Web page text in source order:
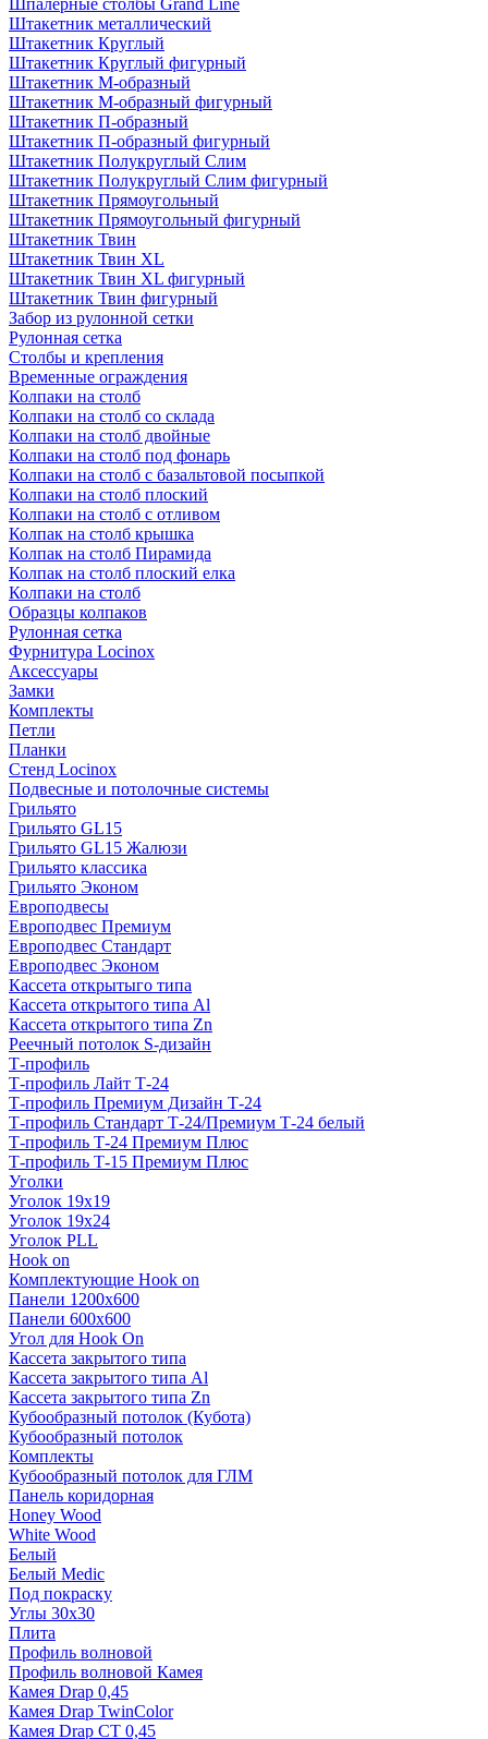
Шпалерные столбы Grand Line
Штакетник металлический
Штакетник Круглый
Штакетник Круглый фигурный
Штакетник М-образный
Штакетник М-образный фигурный
Штакетник П-образный
Штакетник П-образный фигурный
Штакетник Полукруглый Слим
Штакетник Полукруглый Слим фигурный
Штакетник Прямоугольный
Штакетник Прямоугольный фигурный
Штакетник Твин
Штакетник Твин XL
Штакетник Твин XL фигурный
Штакетник Твин фигурный
Забор из рулонной сетки
Рулонная сетка
Столбы и крепления
Временные ограждения
Колпаки на столб
Колпаки на столб со склада
Колпаки на столб двoйные
Колпаки на столб под фонарь
Колпаки на столб с базальтовой посыпкой
Колпаки на столб плоский
Колпаки на столб с отливом
Колпак на столб крышка
Колпак на столб Пирамида
Колпак на столб плоский елка
Колпаки на столб
Образцы колпаков
Рулонная сетка
Фурнитура Locinox
Аксессуары
Замки
Комплекты
Петли
Планки
Стенд Locinox
Подвесные и потолочные системы
Грильято
Грильято GL15
Грильято GL15 Жалюзи
Грильято классика
Грильято Эконом
Европодвесы
Европодвес Премиум
Европодвес Стандарт
Европодвес Эконом
Кассета открытыго типа
Кассета открытого типа Al
Кассета открытого типа Zn
Реечный потолок S-дизайн
Т-профиль
Т-профиль Лайт Т-24
Т-профиль Премиум Дизайн Т-24
Т-профиль Стандарт Т-24/Премиум Т-24 белый
Т-профиль Т-24 Премиум Плюс
Т-профиль Т-15 Премиум Плюс
Уголки
Уголок 19х19
Уголок 19х24
Уголок PLL
Hook on
Комплектующие Hook on
Панели 1200х600
Панели 600х600
Угол для Hook On
Кассета закрытого типа
Кассета закрытого типа Al
Кассета закрытого типа Zn
Кубообразный потолок (Кубота)
Кубообразный потолок
Комплекты
Кубообразный потолок для ГЛМ
Панель коридорная
Honey Wood
White Wood
Белый
Белый Medic
Под покраску
Углы 30х30
Плита
Профиль волновой
Профиль волновой Камея
Камея Drap 0,45
Камея Drap TwinColor
Камея Drap СТ 0,45